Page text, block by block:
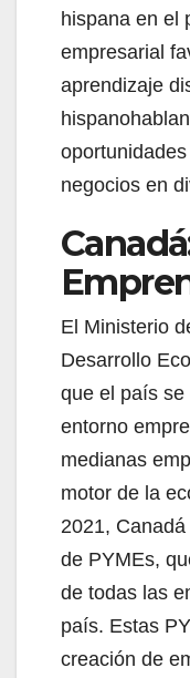
hispana en el
empresarial
aprendizaje
negocios en
El Ministerio
Desarrollo
que el país
entorno
medianas
motor de la
2021,
de PYMEs,
de todas las
país. Estas
creación de